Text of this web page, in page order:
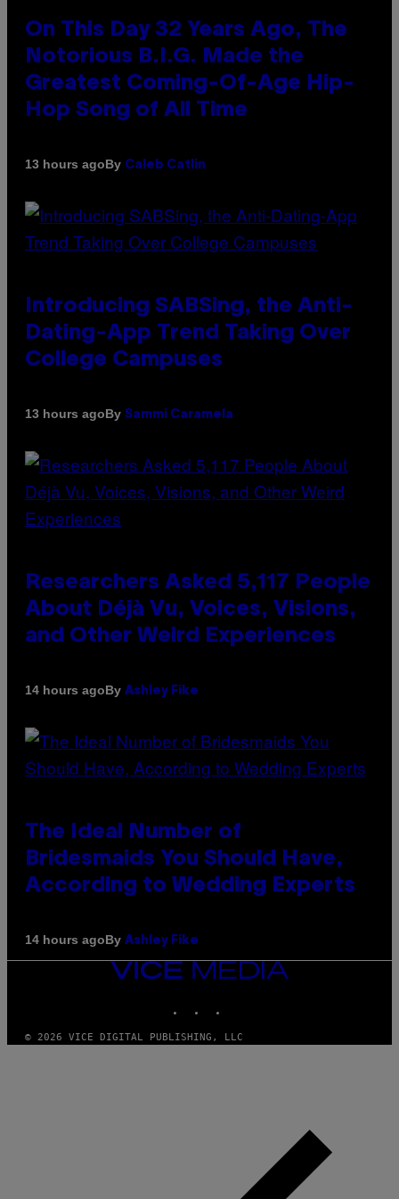
On This Day 32 Years Ago, The
Notorious B.I.G. Made the
Greatest Coming-Of-Age Hip-
Hop Song of All Time
13 hours agoBy Caleb Catlin
Introducing SABSing, the Anti-
Dating-App Trend Taking Over
College Campuses
13 hours agoBy Sammi Caramela
Researchers Asked 5,117 People
About Déjà Vu, Voices, Visions,
and Other Weird Experiences
14 hours agoBy Ashley Fike
The Ideal Number of
Bridesmaids You Should Have,
According to Wedding Experts
14 hours agoBy Ashley Fike
VICE
MEDIA
© 2026 VICE DIGITAL PUBLISHING, LLC